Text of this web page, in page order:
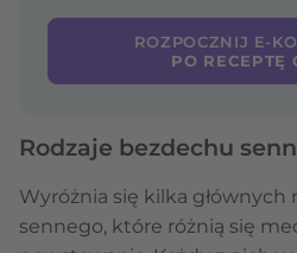
ROZPOCZNIJ E-
PO RECEPTĘ
Rodzaje bezdechu
Wyróżnia się kilka głównych
sennego, które różnią się